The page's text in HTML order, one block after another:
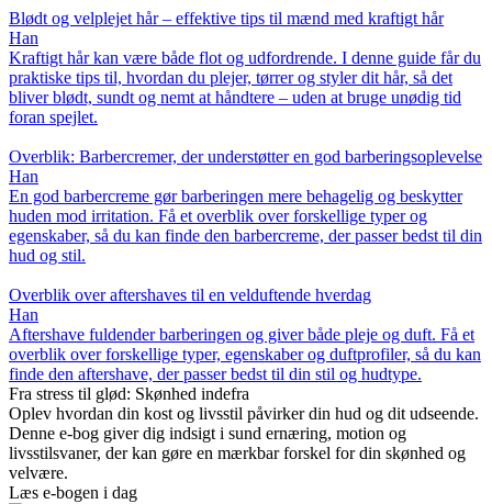
Blødt og velplejet hår – effektive tips til mænd med kraftigt hår
Han
Kraftigt hår kan være både flot og udfordrende. I denne guide får du
praktiske tips til, hvordan du plejer, tørrer og styler dit hår, så det
bliver blødt, sundt og nemt at håndtere – uden at bruge unødig tid
foran spejlet.
Overblik: Barbercremer, der understøtter en god barberingsoplevelse
Han
En god barbercreme gør barberingen mere behagelig og beskytter
huden mod irritation. Få et overblik over forskellige typer og
egenskaber, så du kan finde den barbercreme, der passer bedst til din
hud og stil.
Overblik over aftershaves til en velduftende hverdag
Han
Aftershave fuldender barberingen og giver både pleje og duft. Få et
overblik over forskellige typer, egenskaber og duftprofiler, så du kan
finde den aftershave, der passer bedst til din stil og hudtype.
Fra stress til glød: Skønhed indefra
Oplev hvordan din kost og livsstil påvirker din hud og dit udseende.
Denne e-bog giver dig indsigt i sund ernæring, motion og
livsstilsvaner, der kan gøre en mærkbar forskel for din skønhed og
velvære.
Læs e-bogen i dag